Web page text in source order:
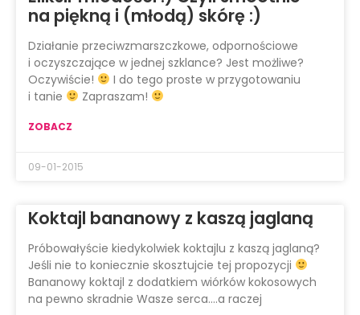
na piękną i (młodą) skórę :)
Działanie przeciwzmarszczkowe, odpornościowe
i oczyszczające w jednej szklance? Jest możliwe?
Oczywiście!
I do tego proste w przygotowaniu
i tanie
Zapraszam!
ZOBACZ
09-01-2015
Koktajl bananowy z kaszą jaglaną
Próbowałyście kiedykolwiek koktajlu z kaszą jaglaną?
Jeśli nie to koniecznie skosztujcie tej propozycji
Bananowy koktajl z dodatkiem wiórków kokosowych
na pewno skradnie Wasze serca….a raczej